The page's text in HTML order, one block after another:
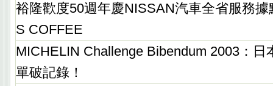
裕隆歡度50週年慶NISSAN汽車全省服務
S COFFEE
MICHELIN Challenge Bibendum 2003：日
單破記錄！